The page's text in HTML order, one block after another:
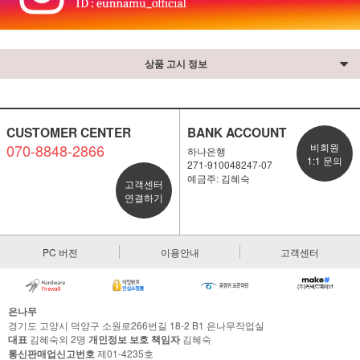
상품 고시 정보
CUSTOMER CENTER
070-8848-2866
고객센터
연결하기
BANK ACCOUNT
하나은행
271-910048247-07
예금주: 김혜숙
비회원
1:1 문의
PC 버전 이용안내 고객센터
은나무
경기도 고양시 덕양구 소원로266번길 18-2 B1 은나무작업실
대표 김혜숙외 2명 개인정보 보호 책임자김혜숙
통신판매업신고번호제01-4235호